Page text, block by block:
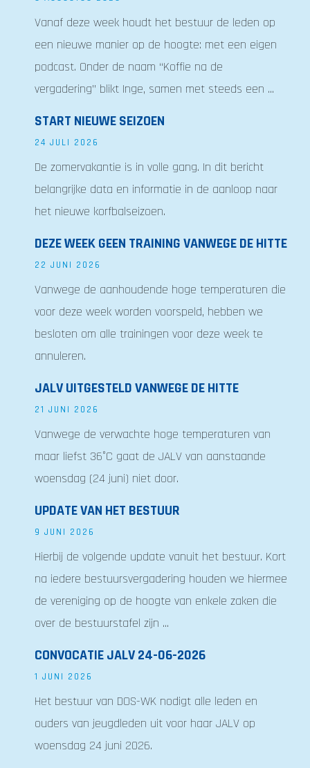
Vanaf deze week houdt het bestuur de leden op
een nieuwe manier op de hoogte: met een eigen
podcast. Onder de naam “Koffie na de
vergadering” blikt Inge, samen met steeds een ...
START NIEUWE SEIZOEN
24 JULI 2026
De zomervakantie is in volle gang. In dit bericht
belangrijke data en informatie in de aanloop naar
het nieuwe korfbalseizoen.
DEZE WEEK GEEN TRAINING VANWEGE DE HITTE
22 JUNI 2026
Vanwege de aanhoudende hoge temperaturen die
voor deze week worden voorspeld, hebben we
besloten om alle trainingen voor deze week te
annuleren.
JALV UITGESTELD VANWEGE DE HITTE
21 JUNI 2026
Vanwege de verwachte hoge temperaturen van
maar liefst 36°C gaat de JALV van aanstaande
woensdag (24 juni) niet door.
UPDATE VAN HET BESTUUR
9 JUNI 2026
Hierbij de volgende update vanuit het bestuur. Kort
na iedere bestuursvergadering houden we hiermee
de vereniging op de hoogte van enkele zaken die
over de bestuurstafel zijn ...
CONVOCATIE JALV 24-06-2026
1 JUNI 2026
Het bestuur van DOS-WK nodigt alle leden en
ouders van jeugdleden uit voor haar JALV op
woensdag 24 juni 2026.